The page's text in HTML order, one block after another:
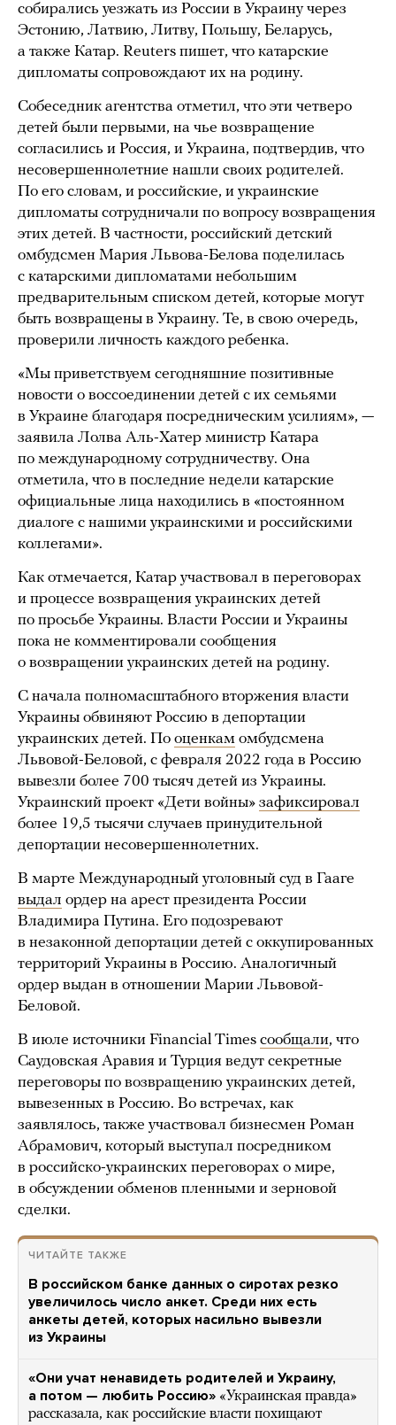
собирались уезжать из России в Украину через
Эстонию, Латвию, Литву, Польшу, Беларусь,
а также Катар. Reuters пишет, что катарские
дипломаты сопровождают их на родину.
Собеседник агентства отметил, что эти четверо
детей были первыми, на чье возвращение
согласились и Россия, и Украина, подтвердив, что
несовершеннолетние нашли своих родителей.
По его словам, и российские, и украинские
дипломаты сотрудничали по вопросу возвращения
этих детей. В частности, российский детский
омбудсмен Мария Львова-Белова поделилась
с катарскими дипломатами небольшим
предварительным списком детей, которые могут
быть возвращены в Украину. Те, в свою очередь,
проверили личность каждого ребенка.
«Мы приветствуем сегодняшние позитивные
новости о воссоединении детей с их семьями
в Украине благодаря посредническим усилиям», —
заявила Лолва Аль-Хатер министр Катара
по международному сотрудничеству. Она
отметила, что в последние недели катарские
официальные лица находились в «постоянном
диалоге с нашими украинскими и российскими
коллегами».
Как отмечается, Катар участвовал в переговорах
и процессе возвращения украинских детей
по просьбе Украины. Власти России и Украины
пока не комментировали сообщения
о возвращении украинских детей на родину.
С начала полномасштабного вторжения власти
Украины обвиняют Россию в депортации
украинских детей. По оценкам омбудсмена
Львовой-Беловой, с февраля 2022 года в Россию
вывезли более 700 тысяч детей из Украины.
Украинский проект «Дети войны» зафиксировал
более 19,5 тысячи случаев принудительной
депортации несовершеннолетних.
В марте Международный уголовный суд в Гааге
выдал ордер на арест президента России
Владимира Путина. Его подозревают
в незаконной депортации детей с оккупированных
территорий Украины в Россию. Аналогичный
ордер выдан в отношении Марии Львовой-
Беловой.
В июле источники Financial Times сообщали, что
Саудовская Аравия и Турция ведут секретные
переговоры по возвращению украинских детей,
вывезенных в Россию. Во встречах, как
заявлялось, также участвовал бизнесмен Роман
Абрамович, который выступал посредником
в российско-украинских переговорах о мире,
в обсуждении обменов пленными и зерновой
сделки.
ЧИТАЙТЕ ТАКЖЕ
В российском банке данных о сиротах резко
увеличилось число анкет. Среди них есть
анкеты детей, которых насильно вывезли
из Украины
«Они учат ненавидеть родителей и Украину,
а потом — любить Россию» «Украинская правда»
рассказала, как российские власти похищают